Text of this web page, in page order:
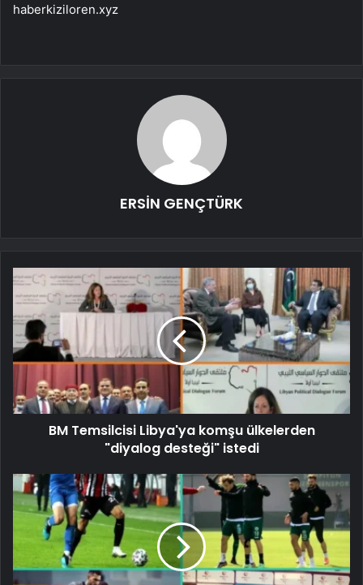
haberkiziloren.xyz
ERSİN GENÇTÜRK
BM Temsilcisi Libya'ya komşu ülkelerden
"diyalog desteği" istedi